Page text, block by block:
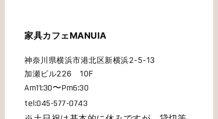
家具カフェMANUIA
神奈川県横浜市港北区新横浜2-5-13
加瀬ビル226 10F
Am11:30〜Pm6:30
tel:045-577-0743